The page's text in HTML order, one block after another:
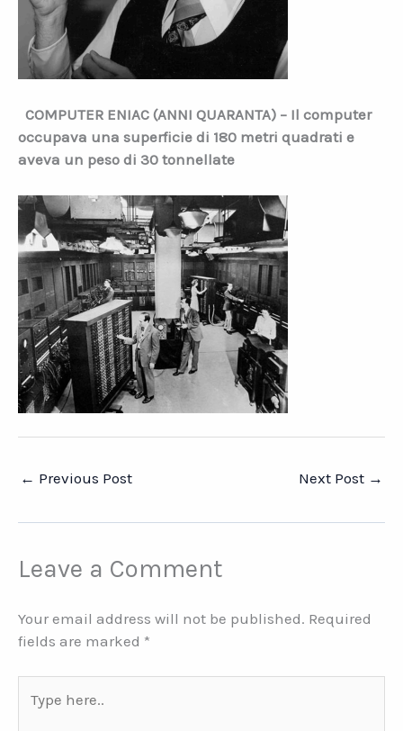
COMPUTER ENIAC (ANNI QUARANTA) – Il computer
occupava una superficie di 180 metri quadrati e
aveva un peso di 30 tonnellate
← Previous Post Next Post →
Leave a Comment
Your email address will not be published. Required
fields are marked *
here..